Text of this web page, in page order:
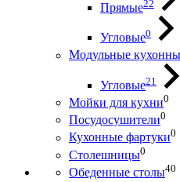
Прямые22
Угловые0
Модульные
Угловые21
Мойки для кухни0
Посудосушители0
Кухонные фартуки0
Столешницы0
Обеденные столы40